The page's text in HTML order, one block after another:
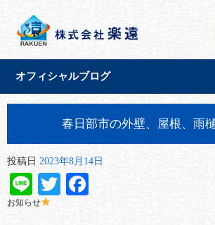
オフィシャルブログ
春日部市の外壁、屋根、雨
投稿日 2023年8月14日
LineTwitter
お知らせ